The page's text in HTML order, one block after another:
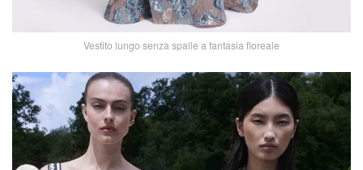
Vestito lungo senza spalle a fantasia floreale